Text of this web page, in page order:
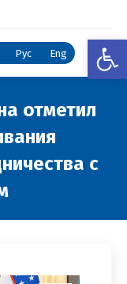
Рус Eng
отметил
с